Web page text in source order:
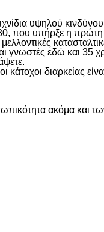
υψηλού
που υπήρξε η
γνωστές εδώ και
διαρκείας
ακόμα